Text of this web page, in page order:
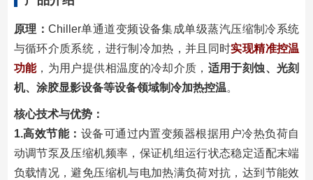
原理：Chiller单通道变频设备集成单级蒸汽压缩制冷系统
与循环介质系统，进行制冷加热，并且同时实现精准控温
功能，为用户提供相温度的冷却介质， 适用于刻蚀、光刻
机、涂胶显影设备等设备领域制冷加热控温。
核心技术与优势：
1.高效节能： 设备可通过内置变频器根据用户冷热负荷自
动调节泵及压缩机频率，保证机组运行状态稳定适配末端
负载情况，避免压缩机与电加热满负荷对抗，达到节能效